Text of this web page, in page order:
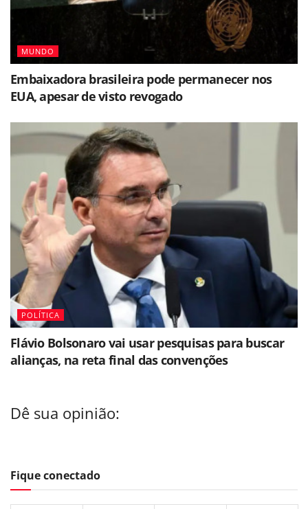
MUNDO
Embaixadora brasileira pode permanecer nos
EUA, apesar de visto revogado
POLÍTICA
Flávio Bolsonaro vai usar pesquisas para buscar
alianças, na reta final das convenções
Dê sua opinião:
Fique conectado